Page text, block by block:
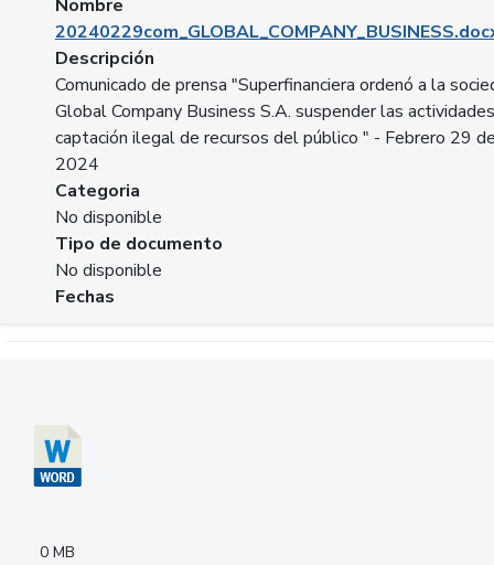
Nombre
Descripción
Comunicado de prensa "Superfinanciera ordenó a la
Global Company Business S.A. suspender las
captación ilegal de recursos del público " - Febrero 29
2024
Categoria
No disponible
Tipo de documento
No disponible
Fechas
0 MB